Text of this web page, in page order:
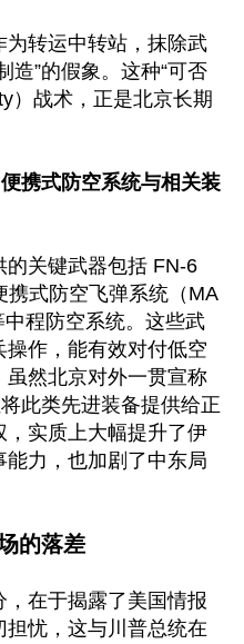
转运中转站，抹除武
造”的假象。这种“可否
）战术，正是北京长期
携式防空系统与相关装
关键武器包括 FN-6
携式防空飞弹系统（MA
程防空系统。这些武
作，能有效对付低空
虽然北京对外一贯宣称
此类先进装备提供给正
实质上大幅提升了伊
力，也加剧了中东局
的落差
在于揭露了美国情报
忧，这与川普总统在